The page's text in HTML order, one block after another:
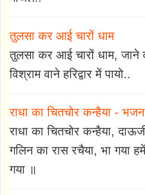
तुलसा कर आई चारों धाम
तुलसा कर आई चारों धाम, जाने
विश्राम वाने हरिद्वार में पायो..
राधा का चितचोर कन्हैया - भजन
राधा का चितचोर कन्हैया,
गलिन का रास रचैया, भा गया
गया ॥